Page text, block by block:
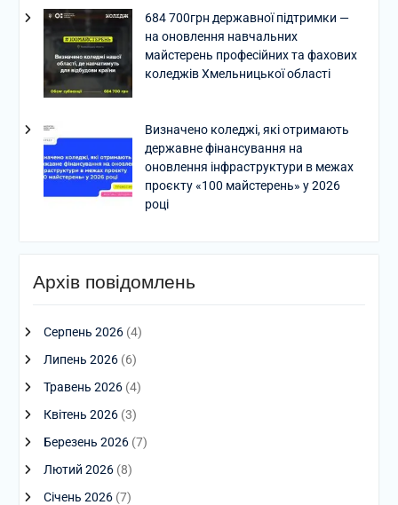
684 700грн державної підтримки —
на оновлення навчальних
майстерень професійних та фахових
коледжів Хмельницької області
Визначено коледжі, які отримають
державне фінансування на
оновлення інфраструктури в межах
проєкту «100 майстерень» у 2026
році
Архів повідомлень
Серпень 2026(4)
Липень 2026(6)
Травень 2026(4)
Квітень 2026(3)
Березень 2026(7)
Лютий 2026(8)
Січень 2026(7)